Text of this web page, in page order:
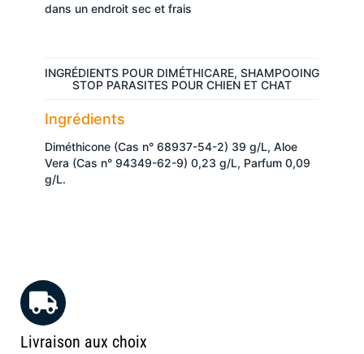
dans un endroit sec et frais
INGRÉDIENTS POUR DIMÉTHICARE, SHAMPOOING
STOP PARASITES POUR CHIEN ET CHAT
Ingrédients
Diméthicone (Cas n° 68937-54-2) 39 g/L, Aloe
Vera (Cas n° 94349-62-9) 0,23 g/L, Parfum 0,09
g/L.
Livraison aux choix